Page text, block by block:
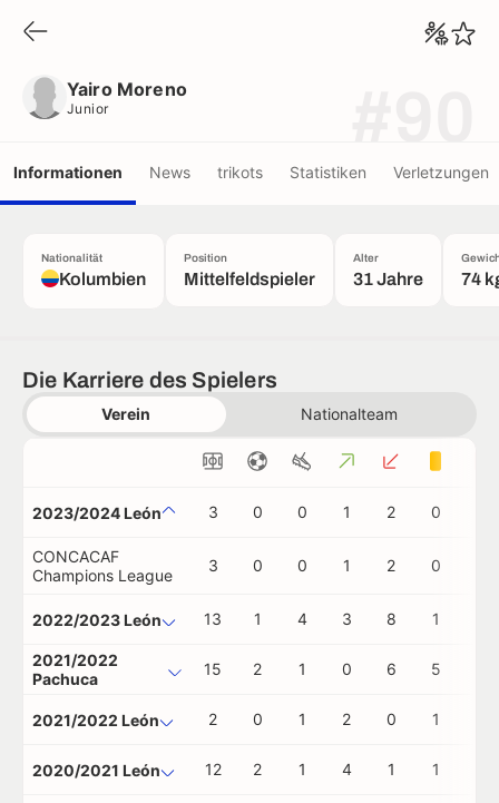
Yairo Moreno
Junior
Informationen News trikots Statistiken Verletzungen
Nationalität
Kolumbien
Position
Mittelfeldspieler
Alter
31 Jahre 74
Die Karriere des Spielers
Verein Nationalteam
2023/2024 León 3 0 0 1 2 0
CONCACAF
Champions League
3 0 0 1 2 0
2022/2023 León 13 1 4 3 8 1
2021/2022
Pachuca
15 2 1 0 6 5
2021/2022 León 2 0 1 2 0 1
2020/2021 León 12 2 1 4 1 1